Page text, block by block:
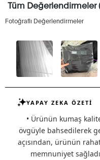
Tüm Değerlendirmeler
Fotoğraflı Değerlendirmeler
YAPAY ZEKA ÖZETİ
• Ürünün kumaş
övgüyle bahsedilerek
açısından, ürünün
memnuniyet